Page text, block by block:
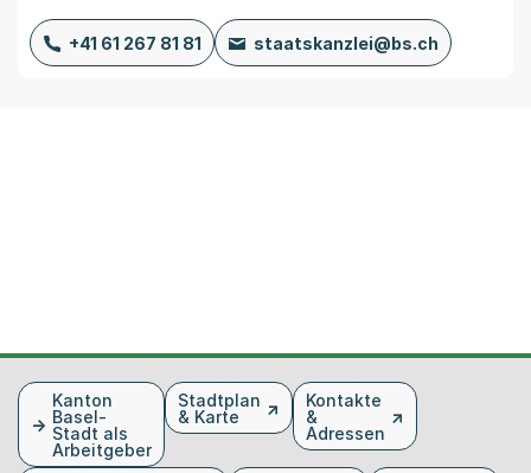
+41 61 267 81 81 staatskanzlei@bs.ch
FusszeileKanton
Basel-
Stadt als
Arbeitgeber
Stadtplan
& Karte
Kontakte
&
Adressen